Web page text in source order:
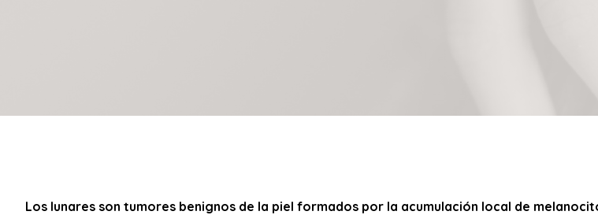
Los lunares son tumores benignos de la piel formados por la acumulación local de